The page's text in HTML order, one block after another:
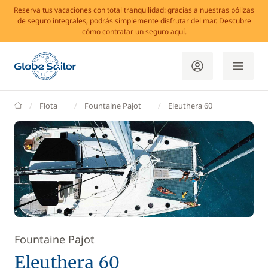
Reserva tus vacaciones con total tranquilidad: gracias a nuestras pólizas
de seguro integrales, podrás simplemente disfrutar del mar. Descubre
cómo contratar un seguro aquí.
GlobeSailor
Flota Fountaine Pajot Eleuthera 60
Fountaine Pajot
Eleuthera 60